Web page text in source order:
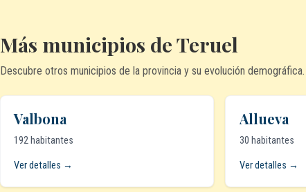
Más municipios de Teruel
Descubre otros municipios de la provincia y su evolución demográfica.
Valbona
192 habitantes
Ver detalles →
Allueva
30 habitantes
Ver detalles →